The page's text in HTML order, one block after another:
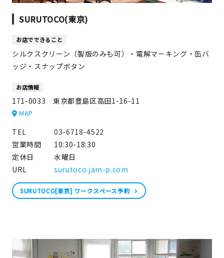
在庫限り
おすすめ特集
イベント・ワークショップ
ギャラリー
おしらせ
ログイン
SURUTOCO(東京)
お店でできること
シルクスクリーン（製版のみも可）・電解マーキング・缶バ
ッジ・スナップボタン
お店情報
171-0033 東京都豊島区高田1-16-11
MAP
TEL
03-6718-4522
営業時間
10:30-18:30
定休日
水曜日
URL
surutoco.jam-p.com
SURUTOCO[東京] ワークスペース予約